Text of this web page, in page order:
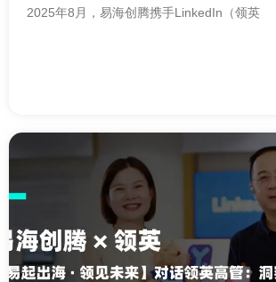
2025年8月，易海创腾携手LinkedIn（领英